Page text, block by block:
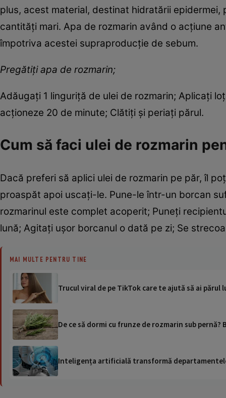
plus, acest material, destinat hidratării
cantități mari. Apa de rozmarin având o acțiune
împotriva acestei supraproducție de sebum.
Pregătiți apa de rozmarin;
Adăugați 1 linguriță de ulei de rozmarin; Aplicați
acționeze 20 de minute; Clătiți și periați părul.
Cum să faci ulei de rozmarin
Dacă preferi să aplici ulei de rozmarin pe păr, îl
proaspăt apoi uscați-le. Pune-le într-un borcan
rozmarinul este complet acoperit; Puneți
lună; Agitați ușor borcanul o dată pe zi; Se
MAI MULTE PENTRU TINE
Trucul viral de pe TikTok care te ajută să ai
De ce să dormi cu frunze de rozmarin sub
Inteligența artificială transformă